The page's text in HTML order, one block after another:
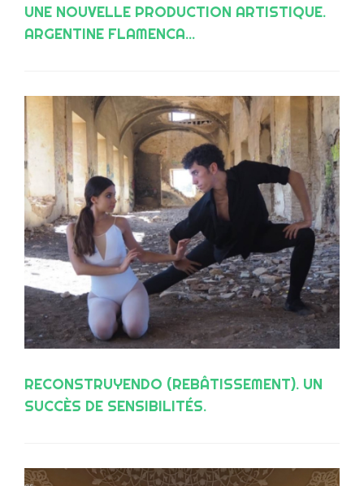
UNE NOUVELLE PRODUCTION ARTISTIQUE.
ARGENTINE FLAMENCA...
RECONSTRUYENDO (REBÂTISSEMENT). UN
SUCCÈS DE SENSIBILITÉS.